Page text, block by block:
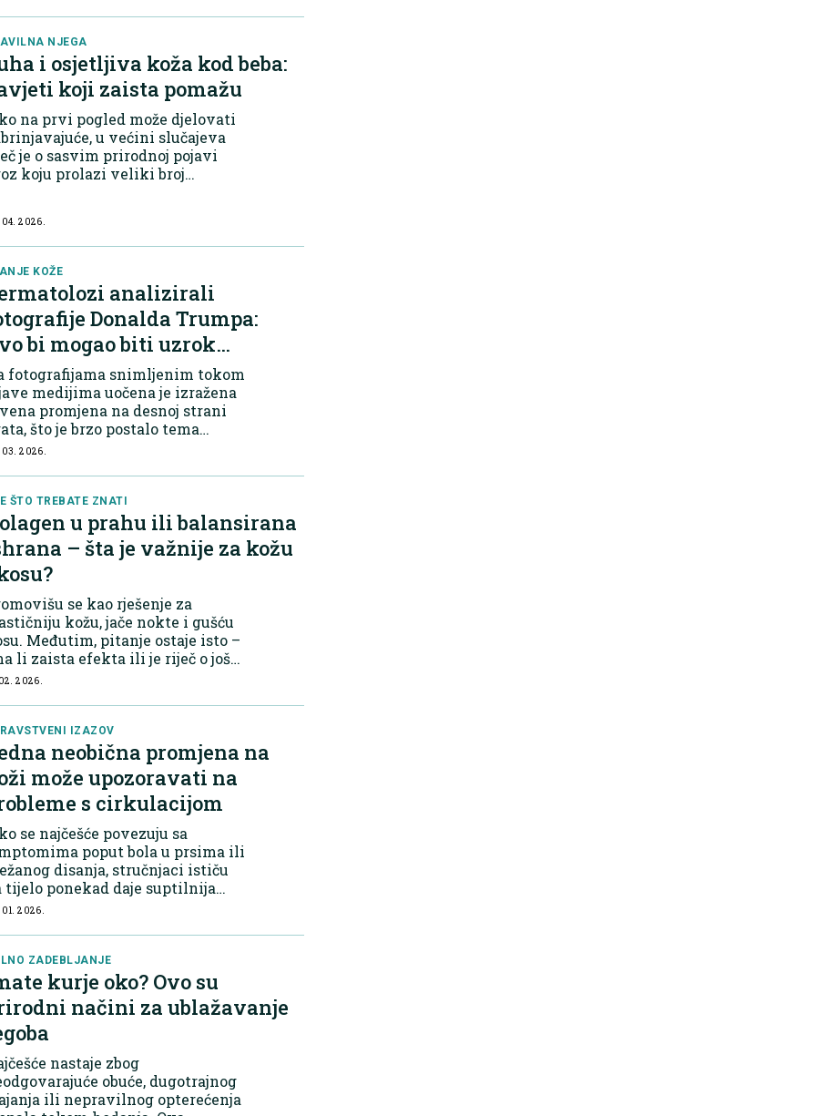
NJEGA
i osjetljiva koža kod beba:
koji zaista pomažu
na prvi pogled može djelovati
u većini slučajeva
je o sasvim prirodnoj pojavi
koju prolazi veliki broj
drugačijim uslovima. Iz
04. 2026.
KOŽE
analizirali
Donalda Trumpa:
bi mogao biti uzrok
na koži
fotografijama snimljenim tokom
medijima uočena je izražena
promjena na desnoj strani
što je brzo postalo tema
na društvenim mrežama.
03. 2026.
ŠTO TREBATE ZNATI
u prahu ili balansirana
– šta je važnije za kožu
se kao rješenje za
kožu, jače nokte i gušću
Međutim, pitanje ostaje isto –
li zaista efekta ili je riječ o još
prolaznom trendu? Šta je
2026.
IZAZOV
neobična promjena na
može upozoravati na
s cirkulacijom
se najčešće povezuju sa
poput bola u prsima ili
disanja, stručnjaci ističu
tijelo ponekad daje suptilnija
– a jedno od njih može se
2026.
ZADEBLJANJE
kurje oko? Ovo su
načini za ublažavanje
nastaje zbog
obuće, dugotrajnog
ili nepravilnog opterećenja